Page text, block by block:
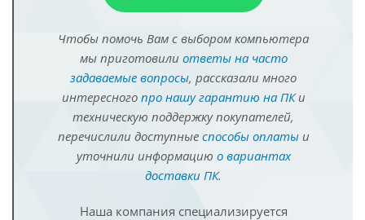
Чтобы помочь Вам с выбором компьютера
мы приготовили ответы на часто
задаваемые вопросы, рассказали много
интересного про нашу гарантию на ПКи
техническую поддержку покупателей,
перечислили доступные способы оплатыи
уточнили информацию о вариантах
доставки ПК.
Наша компания специализируется